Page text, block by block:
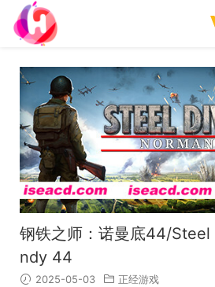
钢铁之师：诺曼底44/
ndy 44
2025-05-03 正经游戏